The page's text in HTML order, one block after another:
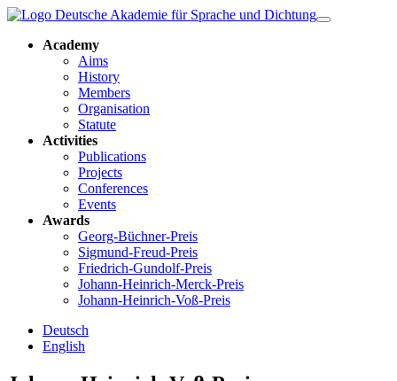
Academy
Aims
History
Members
Organisation
Statute
Activities
Publications
Projects
Conferences
Events
Awards
Georg-Büchner-Preis
Sigmund-Freud-Preis
Friedrich-Gundolf-Preis
Johann-Heinrich-Merck-Preis
Johann-Heinrich-Voß-Preis
Deutsch
English